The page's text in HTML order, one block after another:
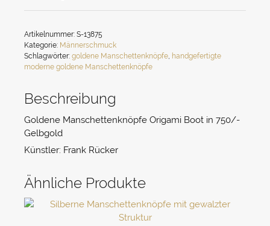
Artikelnummer: S-13875
Kategorie: Männerschmuck
Schlagwörter: goldene Manschettenknöpfe handgefertigte
moderne goldene Manschettenknöpfe
Beschreibung
Goldene Manschettenknöpfe Origami Boot in 750/-
Gelbgold
Künstler: Frank Rücker
Ähnliche Produkte